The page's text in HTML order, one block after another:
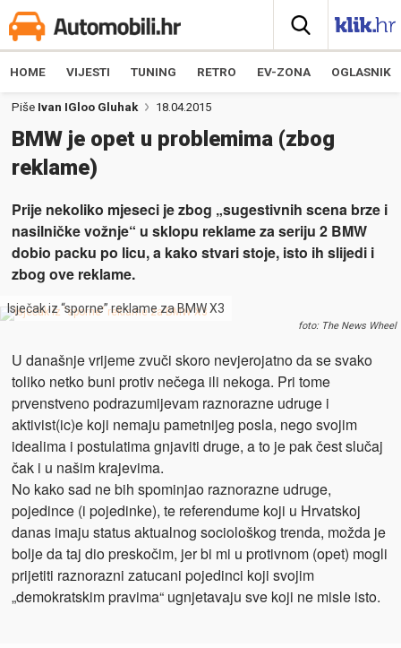
HOME VIJESTI TUNING RETRO EV-ZONA OGLASNIK
Piše Ivan IGloo Gluhak 18.04.2015
BMW je opet u problemima (zbog
reklame)
Prije nekoliko mjeseci je zbog „sugestivnih scena brze i
nasilničke vožnje“ u sklopu reklame za seriju 2 BMW
dobio packu po licu, a kako stvari stoje, isto ih slijedi i
zbog ove reklame.
Isječak iz “sporne” reklame za BMW X3
foto: The News Wheel
U današnje vrijeme zvuči skoro nevjerojatno da se svako
toliko netko buni protiv nečega ili nekoga. Pri tome
prvenstveno podrazumijevam raznorazne udruge i
aktivist(ic)e koji nemaju pametnijeg posla, nego svojim
idealima i postulatima gnjaviti druge, a to je pak čest slučaj
čak i u našim krajevima.
No kako sad ne bih spominjao raznorazne udruge,
pojedince (i pojedinke), te referendume koji u Hrvatskoj
danas imaju status aktualnog sociološkog trenda, možda je
bolje da taj dio preskočim, jer bi mi u protivnom (opet) mogli
prijetiti raznorazni zatucani pojedinci koji svojim
„demokratskim pravima“ ugnjetavaju sve koji ne misle isto.